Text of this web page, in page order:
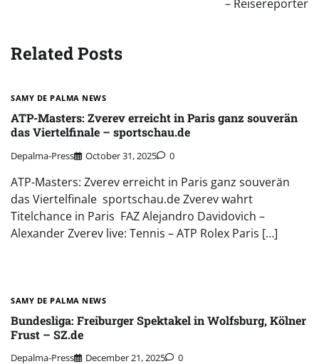
– Reisereporter
Related Posts
SAMY DE PALMA NEWS
ATP-Masters: Zverev erreicht in Paris ganz souverän
das Viertelfinale – sportschau.de
Depalma-Press October 31, 2025 0
ATP-Masters: Zverev erreicht in Paris ganz souverän
das Viertelfinale sportschau.de Zverev wahrt
Titelchance in Paris FAZ Alejandro Davidovich –
Alexander Zverev live: Tennis – ATP Rolex Paris […]
SAMY DE PALMA NEWS
Bundesliga: Freiburger Spektakel in Wolfsburg, Kölner
Frust – SZ.de
Depalma-Press December 21, 2025 0